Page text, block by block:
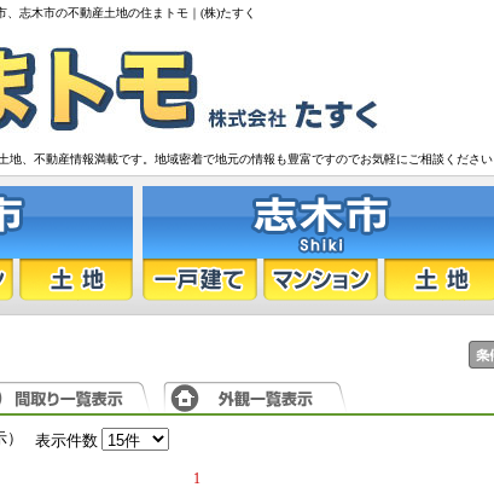
志木市の不動産土地の住まトモ｜(株)たすく
地、不動産情報満載です。地域密着で地元の情報も豊富ですのでお気軽にご相談ください
表示件数
1